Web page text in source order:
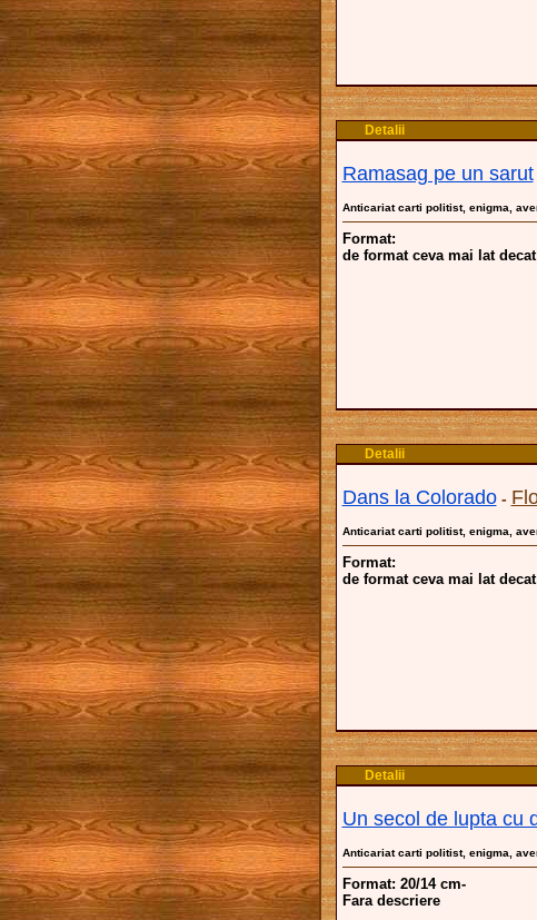
Detalii
Ramasag pe un sarut
Anticariat carti politist, enigma,
Format:
de format ceva mai lat
Detalii
Dans la Colorado-
Anticariat carti politist, enigma,
Format:
de format ceva mai lat
Detalii
Un secol de lupta cu
Anticariat carti politist, enigma,
Format: 20/14 cm-
Fara descriere